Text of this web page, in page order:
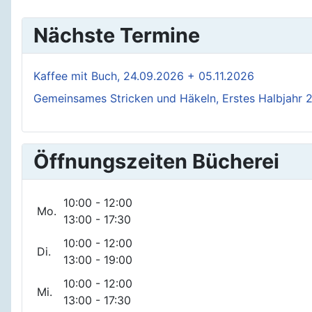
Nächste Termine
Kaffee mit Buch, 24.09.2026 + 05.11.2026
Gemeinsames Stricken und Häkeln, Erstes Halbjahr
Öffnungszeiten Bücherei
Mo.
10:00 - 12:00
13:00 - 17:30
Di.
10:00 - 12:00
13:00 - 19:00
Mi.
10:00 - 12:00
13:00 - 17:30